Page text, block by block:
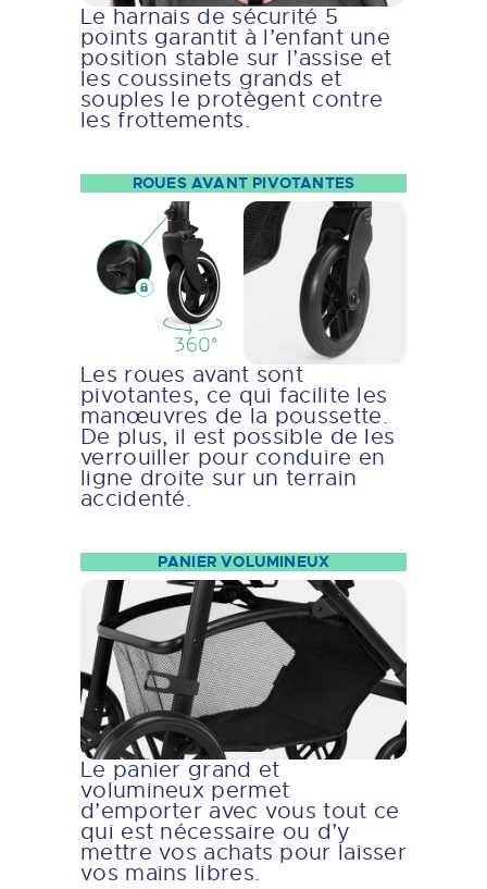
Le harnais de sécurité 5
points garantit à l’enfant une
position stable sur l’assise et
les coussinets grands et
souples le protègent contre
les frottements.
ROUES AVANT PIVOTANTES
Les roues avant sont
pivotantes, ce qui facilite les
manœuvres de la poussette.
De plus, il est possible de les
verrouiller pour conduire en
ligne droite sur un terrain
accidenté.
PANIER VOLUMINEUX
Le panier grand et
volumineux permet
d’emporter avec vous tout ce
qui est nécessaire ou d’y
mettre vos achats pour laisser
vos mains libres.